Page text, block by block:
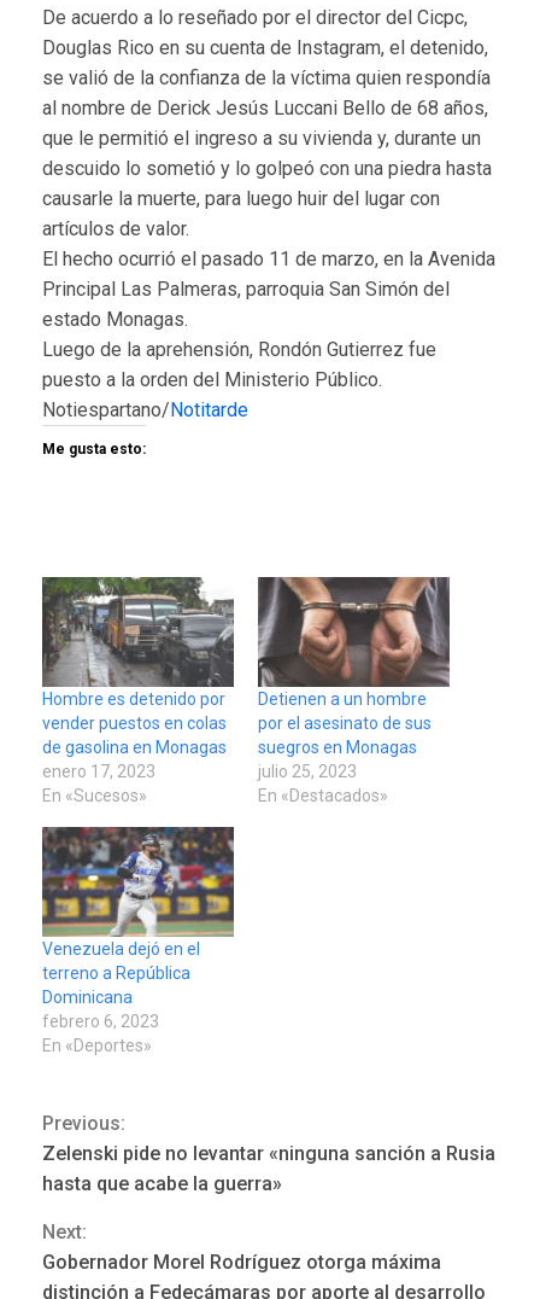
De acuerdo a lo reseñado por el director del Cicpc,
Douglas Rico en su cuenta de Instagram, el detenido,
se valió de la confianza de la víctima quien respondía
al nombre de Derick Jesús Luccani Bello de 68 años,
que le permitió el ingreso a su vivienda y, durante un
descuido lo sometió y lo golpeó con una piedra hasta
causarle la muerte, para luego huir del lugar con
artículos de valor.
El hecho ocurrió el pasado 11 de marzo, en la Avenida
Principal Las Palmeras, parroquia San Simón del
estado Monagas.
Luego de la aprehensión, Rondón Gutierrez fue
puesto a la orden del Ministerio Público.
Notiespartano/Notitarde
Me gusta esto:
Hombre es detenido por
vender puestos en colas
de gasolina en Monagas
enero 17, 2023
En «Sucesos»
Detienen a un hombre
por el asesinato de sus
suegros en Monagas
julio 25, 2023
En «Destacados»
Venezuela dejó en el
terreno a República
Dominicana
febrero 6, 2023
En «Deportes»
Continue
Reading
Previous:
Zelenski pide no levantar «ninguna sanción a Rusia
hasta que acabe la guerra»
Next:
Gobernador Morel Rodríguez otorga máxima
distinción a Fedecámaras por aporte al desarrollo
3
Funsone benefició a 46
lentes correctivos